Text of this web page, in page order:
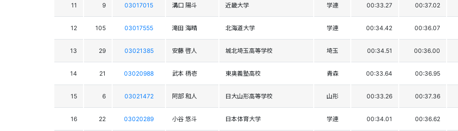
11 9 03017015 溝口 陽斗 近畿大学 学連 00:33.27 00:37.02
12 105 03017555 滝田 海晴 北海道大学 学連 00:34.42 00:36.07
13 29 03021385 安藤 啓人 城北埼玉高等学校 埼玉 00:34.51 00:36.00
14 21 03020988 武本 柄壱 東奥義塾高校 青森 00:33.64 00:36.95
15 6 03021472 阿部 和人 日大山形高等学校 山形 00:33.26 00:37.36
16 22 03020289 小谷 悠斗 日本体育大学 学連 00:34.01 00:36.62